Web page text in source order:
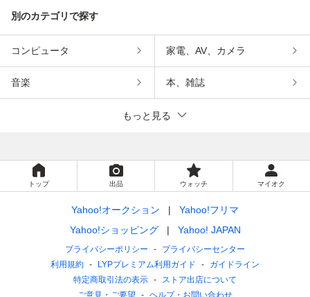
別のカテゴリで探す
コンピュータ 家電、AV、カメラ
音楽 本、雑誌
もっと見る
トップ 出品 ウォッチ マイオク
Yahoo!オークション
Yahoo!フリマ
Yahoo!ショッピング
Yahoo! JAPAN
プライバシーポリシー
プライバシーセンター
利用規約
LYPプレミアム利用ガイド
ガイドライン
特定商取引法の表示
ストア出店について
ご意見・ご要望
ヘルプ・お問い合わせ